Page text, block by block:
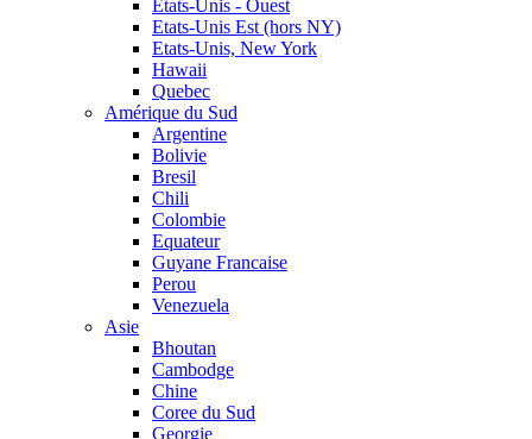
Etats-Unis - Ouest
Etats-Unis Est (hors NY)
Etats-Unis, New York
Hawaii
Quebec
Amérique du Sud
Argentine
Bolivie
Bresil
Chili
Colombie
Equateur
Guyane Francaise
Perou
Venezuela
Asie
Bhoutan
Cambodge
Chine
Coree du Sud
Georgie